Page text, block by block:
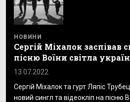
НОВИНИ
Сергій Міхалок заспівав
пісню Воїни світла
13.07.2022
Сергій Міхалок та гурт Ляпіс
новий сингл та відеокліп на пісню